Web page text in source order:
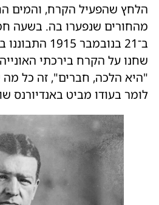
הלחץ שהפעיל הקרח, והמים
מהחורים שנפערו בה. בשעה
ב־21 בנובמבר
שחנו על הקרח בירכתי
"היא הלכה, חברים", זה כל
לומר בעודו מביט באנדיורנס